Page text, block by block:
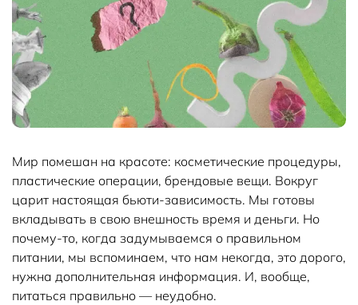
Мир помешан на красоте: косметические процедуры,
пластические операции, брендовые вещи. Вокруг
царит настоящая бьюти-зависимость. Мы готовы
вкладывать в свою внешность время и деньги. Но
почему-то, когда задумываемся о правильном
питании, мы вспоминаем, что нам некогда, это дорого,
нужна дополнительная информация. И, вообще,
питаться правильно — неудобно.